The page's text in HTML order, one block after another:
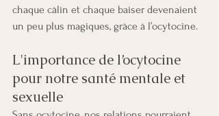
chaque câlin et chaque baiser devenaient
un peu plus magiques, grâce à l’ocytocine.
L'importance de l’ocytocine
pour notre santé mentale et
sexuelle